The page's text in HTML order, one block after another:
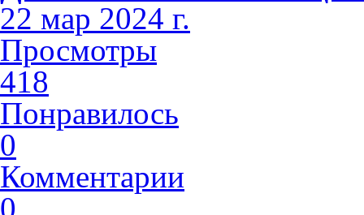
22 мар 2024 г.
Просмотры
418
Понравилось
0
Комментарии